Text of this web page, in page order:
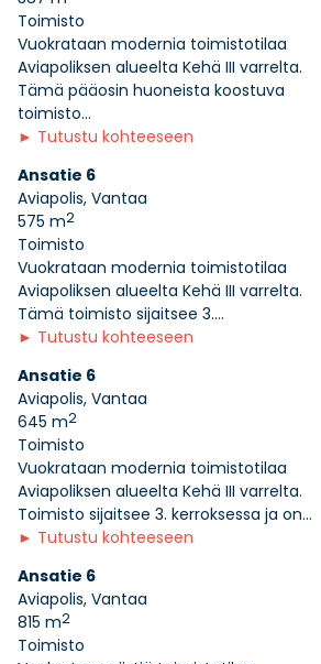
Toimisto
Vuokrataan modernia toimistotilaa
Aviapoliksen alueelta Kehä III varrelta.
Tämä pääosin huoneista koostuva
toimisto...
► Tutustu kohteeseen
Ansatie 6
Aviapolis, Vantaa
575 m2
Toimisto
Vuokrataan modernia toimistotilaa
Aviapoliksen alueelta Kehä III varrelta.
Tämä toimisto sijaitsee 3....
► Tutustu kohteeseen
Ansatie 6
Aviapolis, Vantaa
645 m2
Toimisto
Vuokrataan modernia toimistotilaa
Aviapoliksen alueelta Kehä III varrelta.
Toimisto sijaitsee 3. kerroksessa ja on...
► Tutustu kohteeseen
Ansatie 6
Aviapolis, Vantaa
815 m2
Toimisto